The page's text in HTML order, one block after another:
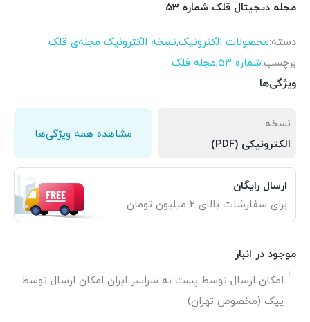
مجله دیجیتال قلک شماره 53
دسته:محصولات الکترونیک,نسخه الکترونیک مجله‌ی قلک
برچسب:شماره 53 ,مجله قلک
ویژگی‌ها
نسخه
الکترونیکی (PDF)
مشاهده همه ویژگی‌ها
ارسال رایگان
برای سفارشات بالای 2 میلیون تومان
موجود در انبار
امکان ارسال توسط پست به سراسر ایران امکان ارسال توسط
پیک (مخصوص تهران)